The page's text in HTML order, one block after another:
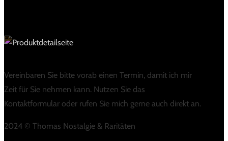
Vereinbaren Sie bitte vorab einen Termin, damit ich mir
Zeit für Sie nehmen kann. Nutzen Sie das
Kontaktformular oder rufen Sie mich gerne auch direkt an.
2024 © Thomas Nostalgie & Raritäten